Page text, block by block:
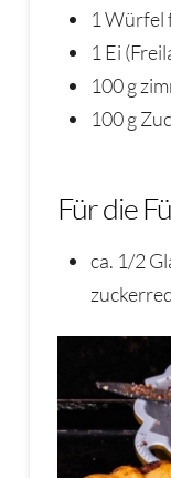
1 Würfel
1 Ei
100 g
100 g
Für die
ca. 1/2